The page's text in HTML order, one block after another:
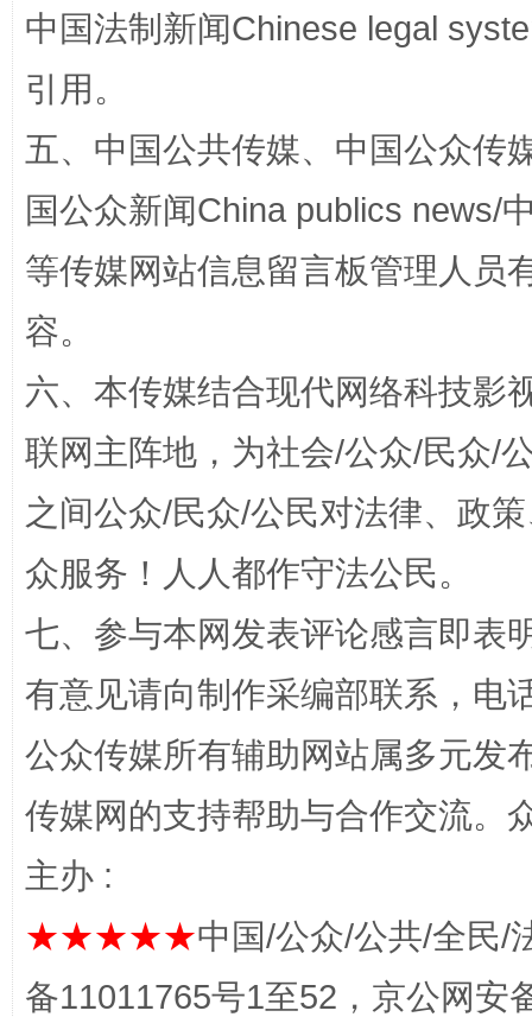
扯下公款旅游的“隐身衣” 如何以
完善运行机制助力责任有效落实 一纸欠
中国法制新闻Chinese legal
引用。
五、中国公共传媒、中国公众传
国公众新闻China publics news/
等传媒网站信息留言板管理人员
容。
六、本传媒结合现代网络科技影
联网主阵地，为社会/公众/民众/
之间公众/民众/公民对法律、政
众服务！人人都作守法公民。
七、参与本网发表评论感言即表
有意见请向制作采编部联系，电
公众传媒所有辅助网站属多元发
传媒网的支持帮助与合作交流。
主办 :
★★★★★中国/公众/公共/全民/
备11011765号1至52，京公网安